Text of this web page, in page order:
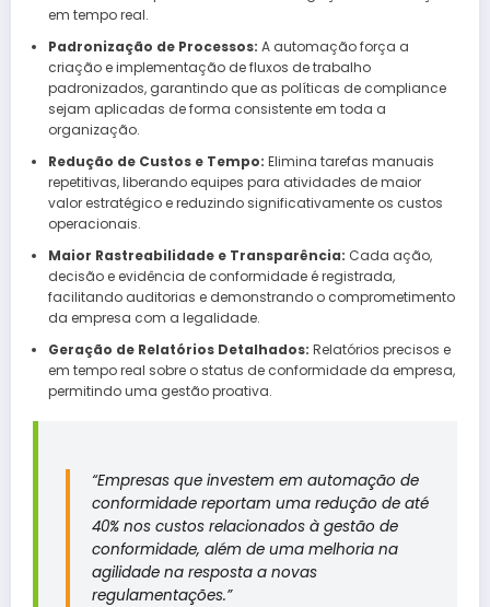
em tempo real.
Padronização de Processos: A automação força a
criação e implementação de fluxos de trabalho
padronizados, garantindo que as políticas de compliance
sejam aplicadas de forma consistente em toda a
organização.
Redução de Custos e Tempo: Elimina tarefas manuais
repetitivas, liberando equipes para atividades de maior
valor estratégico e reduzindo significativamente os custos
operacionais.
Maior Rastreabilidade e Transparência: Cada ação,
decisão e evidência de conformidade é registrada,
facilitando auditorias e demonstrando o comprometimento
da empresa com a legalidade.
Geração de Relatórios Detalhados: Relatórios precisos e
em tempo real sobre o status de conformidade da empresa,
permitindo uma gestão proativa.
“Empresas que investem em automação de
conformidade reportam uma redução de até
40% nos custos relacionados à gestão de
conformidade, além de uma melhoria na
agilidade na resposta a novas
regulamentações.”